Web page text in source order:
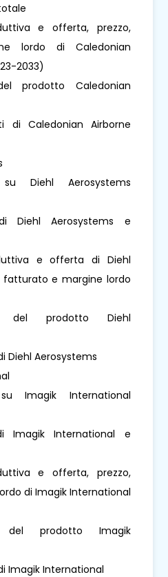
e offerta, prezzo,
lordo di Caledonian
2033)
prodotto Caledonian
di Caledonian Airborne
Diehl Aerosystems
Diehl Aerosystems e
e offerta di Diehl
fatturato e margine lordo
del prodotto Diehl
Diehl Aerosystems
Imagik International
Imagik International e
e offerta, prezzo,
di Imagik International
del prodotto Imagik
Imagik International